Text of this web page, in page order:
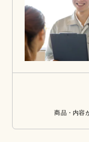
商品・内容